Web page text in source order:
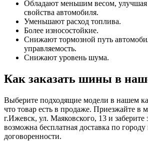
Обладают меньшим весом, улучшая
свойства автомобиля.
Уменьшают расход топлива.
Более износостойкие.
Снижают тормозной путь
управляемость.
Снижают уровень шума.
Как заказать шины в
Выберите подходящие модели в нашем
что товар есть в продаже. Приезжайте в
г.Ижевск, ул. Маяковского, 13 и заберите
возможна бесплатная доставка по
договоренности.